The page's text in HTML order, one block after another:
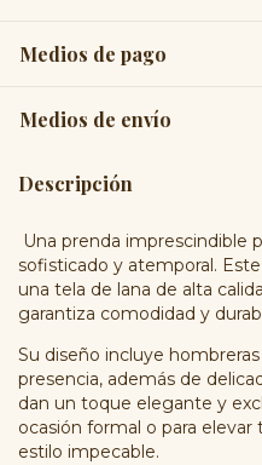
Medios de pago
Medios de envío
Descripción
Una prenda imprescindible
sofisticado y atemporal.
una tela de lana de alta
garantiza comodidad y
Su diseño incluye
presencia, además de
dan un toque elegante y
ocasión formal o para
estilo impecable.